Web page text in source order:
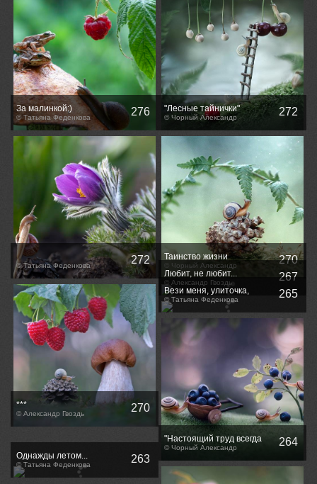
За малинкой:)
© Татьяна Феденкова 276 "Лесные тайнички"
© Чорный Александр 272
© Татьяна Феденкова 272 Таинство жизни
© Чорный Александр 270
***
© Александр Гвоздь 270
Любит, не любит...
© Александр Гвоздь 267
Вези меня, улиточка,
вези)))
© Татьяна Феденкова 265
"Настоящий труд всегда
тихий, равномерный,
незаметный..."
© Чорный Александр 264
Однажды летом...
© Татьяна Феденкова 263